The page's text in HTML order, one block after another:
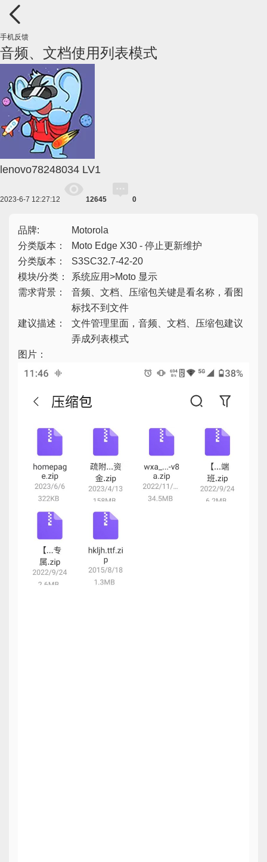
手机反馈
音频、文档使用列表模式
lenovo78248034 LV1
2023-6-7 12:27:12 12645 0
品牌:
Motorola
分类版本：
Moto Edge X30 - 停止更新维护
分类版本：
S3SC32.7-42-20
模块/分类：
系统应用>Moto 显示
需求背景：
音频、文档、压缩包关键是看名称，看图
标找不到文件
建议描述：
文件管理里面，音频、文档、压缩包建议
弄成列表模式
图片：